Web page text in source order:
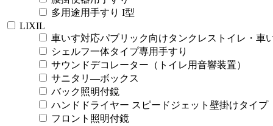
多用途用手すり I型
LIXIL
車いす対応パブリック向けタンクレストイレ・車
シェルフ一体タイプ専用手すり
サウンドデコレーター（トイレ用音響装置）
サニタリ―ボックス
バック照明付鏡
ハンドドライヤー スピードジェット壁掛けタイプ
フロント照明付鏡